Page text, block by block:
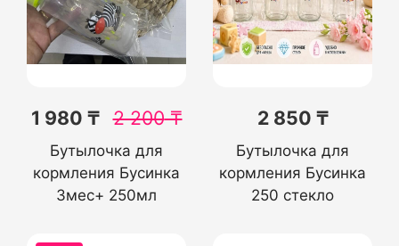
1 980 ₸ 2 200₸
Бутылочка для
кормления Бусинка
3мес+ 250мл
2 850 ₸
Бутылочка для
кормления Бусинка
250 стекло